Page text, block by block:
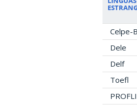
Celpe-
Dele
Delf
Toefl